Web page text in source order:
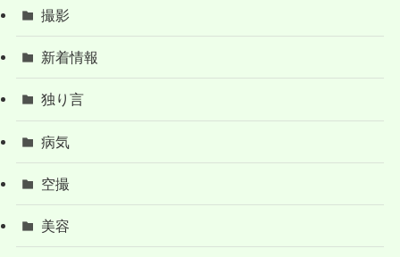
撮影
新着情報
独り言
病気
空撮
美容